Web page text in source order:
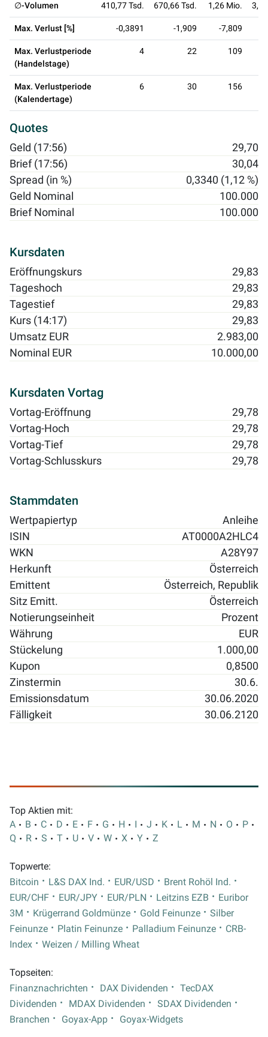
∅-Volumen 410,77 Tsd. 670,66 Tsd. 1,26 Mio.
Max. Verlust [%] -0,3891 -1,909 -7,809
Max. Verlustperiode
(Handelstage)
4 22 109
Max. Verlustperiode
(Kalendertage)
6 30 156
Quotes
Geld (17:56)
29,70
Brief (17:56)
30,04
Spread (in %)
0,3340 (1,12 %)
Geld Nominal
100.000
Brief Nominal
100.000
Kursdaten
Eröffnungskurs
29,83
Tageshoch
29,83
Tagestief
29,83
Kurs (14:17)
29,83
Umsatz EUR
2.983,00
Nominal EUR
10.000,00
Kursdaten Vortag
Vortag-Eröffnung
29,78
Vortag-Hoch
29,78
Vortag-Tief
29,78
Vortag-Schlusskurs
29,78
Stammdaten
Wertpapiertyp
Anleihe
ISIN
AT0000A2HLC4
WKN
A28Y97
Herkunft
Österreich
Emittent
Österreich, Republik
Sitz Emitt.
Österreich
Notierungseinheit
Prozent
Währung
EUR
Stückelung
1.000,00
Kupon
0,8500
Zinstermin
30.6.
Emissionsdatum
30.06.2020
Fälligkeit
30.06.2120
Top Aktien mit:
A
B C D E F G H I J K L M N O
P
Q
R S T U V W X Y Z
Topwerte:
Bitcoin
L&S DAX Ind. EUR/USD
Brent Rohöl Ind.
EUR/CHF
EUR/JPY EUR/PLN Leitzins EZB
Euribor
3M
Krügerrand Goldmünze Gold Feinunze
Silber
Feinunze
Platin Feinunze Palladium Feinunze
CRB-
Index
Weizen / Milling Wheat
Topseiten:
Finanznachrichten
DAX Dividenden
TecDAX
Dividenden
MDAX Dividenden
SDAX Dividenden
Branchen
Goyax-App Goyax-Widgets